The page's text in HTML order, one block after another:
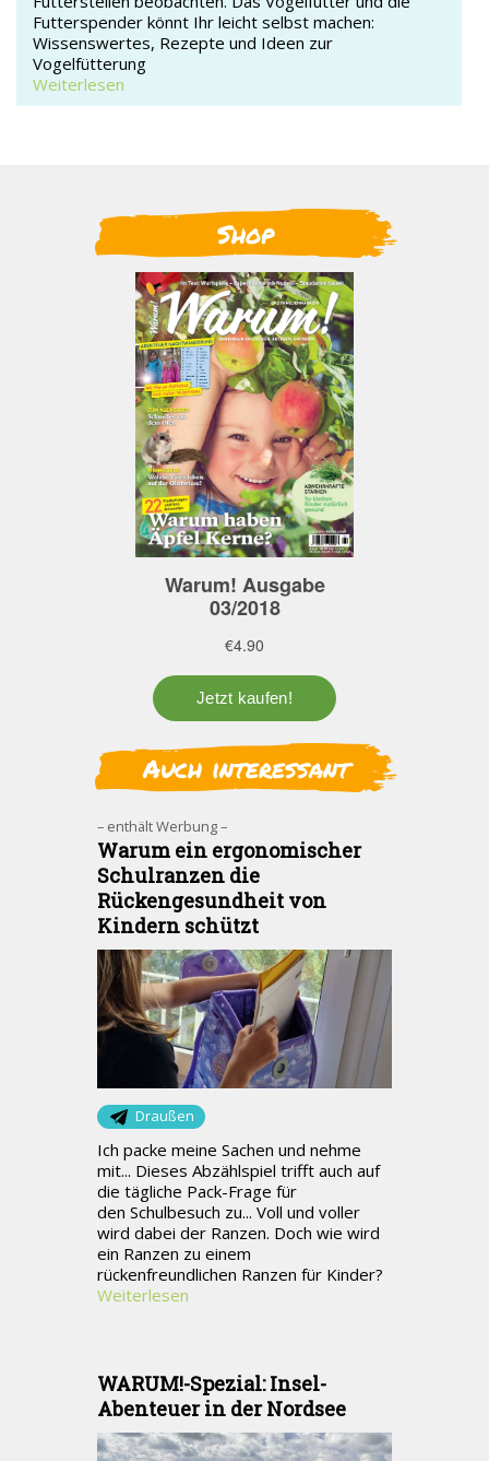
Futterspender könnt Ihr leicht selbst machen:
Wissenswertes, Rezepte und Ideen zur
Vogelfütterung
Weiterlesen
Shop
Auch interessant
– enthält Werbung –
Warum ein ergonomischer
Schulranzen die
Rückengesundheit von
Kindern schützt
Draußen
Ich packe meine Sachen und nehme
mit... Dieses Abzählspiel trifft auch auf
die tägliche Pack-Frage für
den Schulbesuch zu... Voll und voller
wird dabei der Ranzen. Doch wie wird
ein Ranzen zu einem
rückenfreundlichen Ranzen für Kinder?
Weiterlesen
WARUM!-Spezial: Insel-
Abenteuer in der Nordsee